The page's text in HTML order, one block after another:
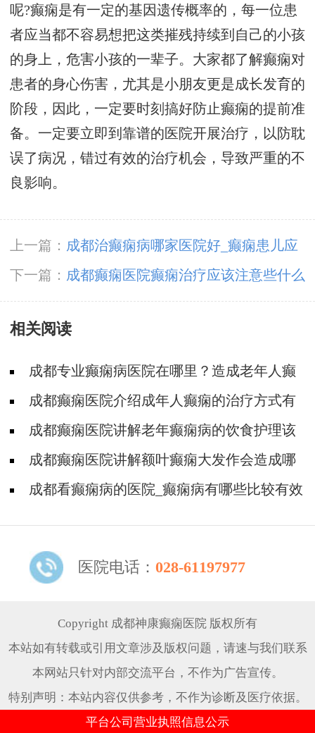
呢?癫痫是有一定的基因遗传概率的，每一位患
者应当都不容易想把这类摧残持续到自己的小孩
的身上，危害小孩的一辈子。大家都了解癫痫对
患者的身心伤害，尤其是小朋友更是成长发育的
阶段，因此，一定要时刻搞好防止癫痫的提前准
备。一定要立即到靠谱的医院开展治疗，以防耽
误了病况，错过有效的治疗机会，导致严重的不
良影响。
上一篇： 成都治癫痫病哪家医院好_癫痫患儿应
该如何护理?
下一篇： 成都癫痫医院癫痫治疗应该注意些什么
呢?
相关阅读
成都专业癫痫病医院在哪里？造成老年人癫
痫病发生的原因都有哪些呢?
成都癫痫医院介绍成年人癫痫的治疗方式有
哪些呢?
成都癫痫医院讲解老年癫痫病的饮食护理该
注意哪些呢?
成都癫痫医院讲解额叶癫痫大发作会造成哪
些损害?
成都看癫痫病的医院_癫痫病有哪些比较有效
医院电话： 028-61197977
Copyright 成都神康癫痫医院 版权所有
本站如有转载或引用文章涉及版权问题，请速与我们联系
本网站只针对内部交流平台，不作为广告宣传。
特别声明：本站内容仅供参考，不作为诊断及医疗依据。
平台公司营业执照信息公示